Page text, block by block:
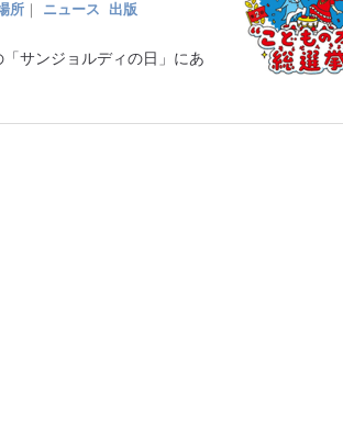
所 ｜ ニュース
出版
サンジョルディの日」にあ